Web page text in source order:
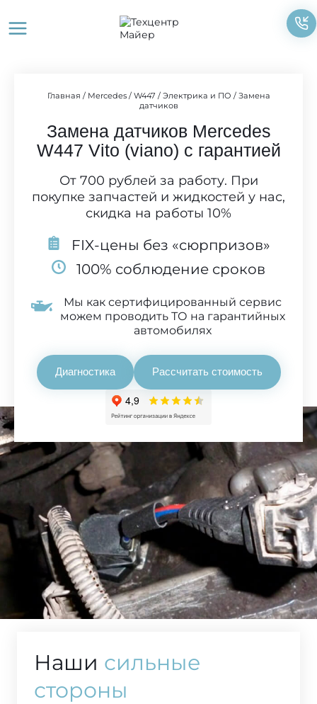
содержимому
Главная / Mercedes/ W447 / Электрика и ПО / Замена
датчиков
Замена датчиков Mercedes
W447 Vito (viano) с гарантией
От 700 рублей за работу. При
покупке запчастей и жидкостей у нас,
скидка на работы 10%
FIX-цены без «сюрпризов»
100% соблюдение сроков
Мы как сертифицированный сервис
можем проводить ТО на гарантийных
автомобилях
Диагностика Рассчитать стоимость
Наши сильные
стороны